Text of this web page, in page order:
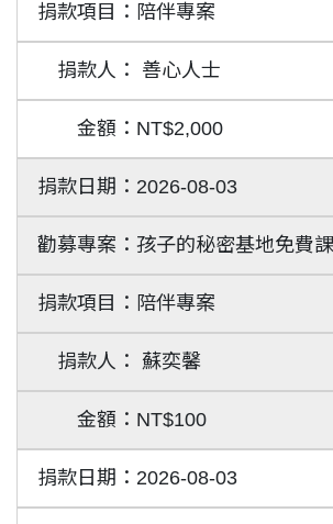
陪伴專案
善心人士
NT$2,000
2026-08-03
孩子的秘密基地免費
陪伴專案
蘇奕馨
NT$100
2026-08-03